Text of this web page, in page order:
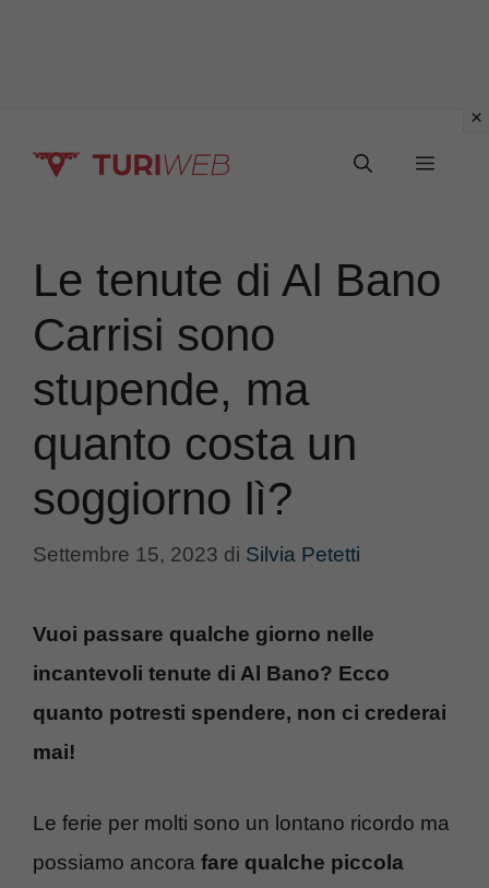
Menu
Le tenute di Al Bano
Carrisi sono
stupende, ma
quanto costa un
soggiorno lì?
Settembre 15, 2023 di Silvia Petetti
Vuoi passare qualche giorno nelle
incantevoli tenute di Al Bano? Ecco
quanto potresti spendere, non ci crederai
mai!
Le ferie per molti sono un lontano ricordo ma
possiamo ancora fare qualche piccola